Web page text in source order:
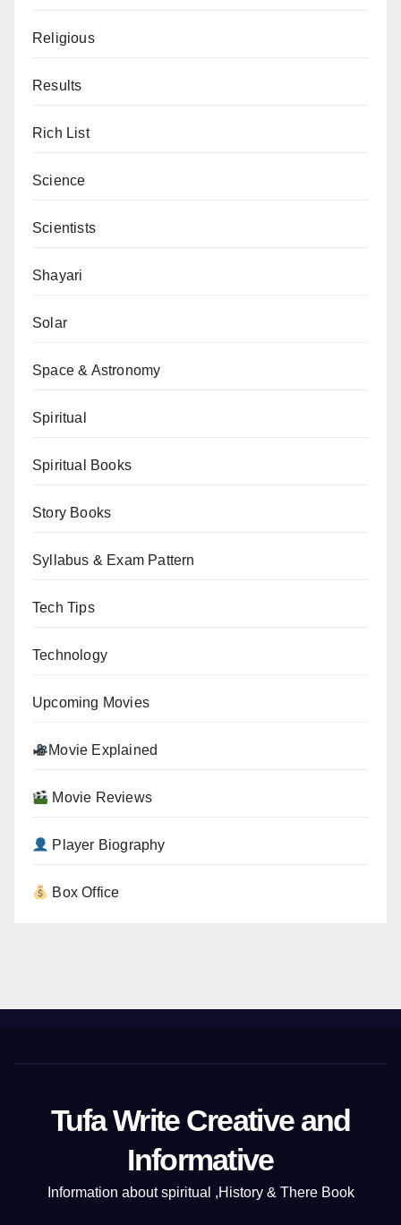
Religious
Results
Rich List
Science
Scientists
Shayari
Solar
Space & Astronomy
Spiritual
Spiritual Books
Story Books
Syllabus & Exam Pattern
Tech Tips
Technology
Upcoming Movies
Movie Explained
Movie Reviews
Player Biography
Box Office
Tufa Write Creative and
Informative
Information about spiritual ,History & There Book